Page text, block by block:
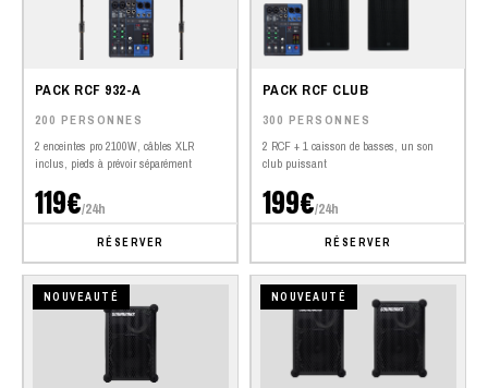
PACK RCF 932-A
200 PERSONNES
2 enceintes pro 2100W, câbles XLR
inclus, pieds à prévoir séparément
119€/24h
RÉSERVER
PACK RCF CLUB
300 PERSONNES
2 RCF + 1 caisson de basses, un son
club puissant
199€/24h
RÉSERVER
NOUVEAUTÉ NOUVEAUTÉ